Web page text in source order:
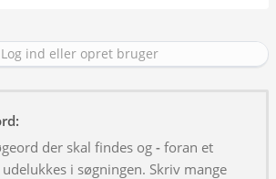
ind eller opret bruger
der skal findes og - foran et
i søgningen. Skriv mange